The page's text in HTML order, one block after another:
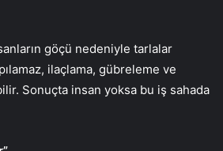
göçü nedeniyle tarlalar
ilaçlama, gübreleme ve
Sonuçta insan yoksa bu iş sahada